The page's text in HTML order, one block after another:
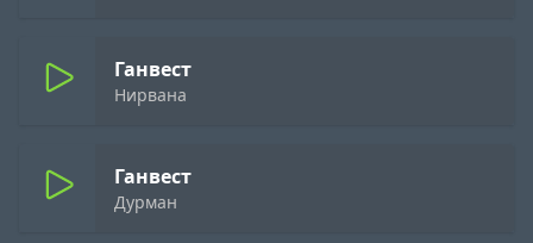
Ганвест
Нирвана
Ганвест
Дурман